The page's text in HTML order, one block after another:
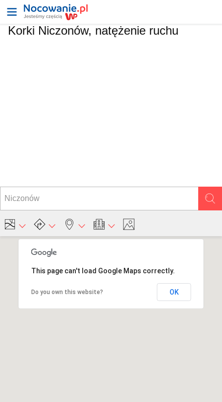
Korki Niczonów, natężenie ruchu
This page can't load Google Maps correctly.
Do you own this website? OK